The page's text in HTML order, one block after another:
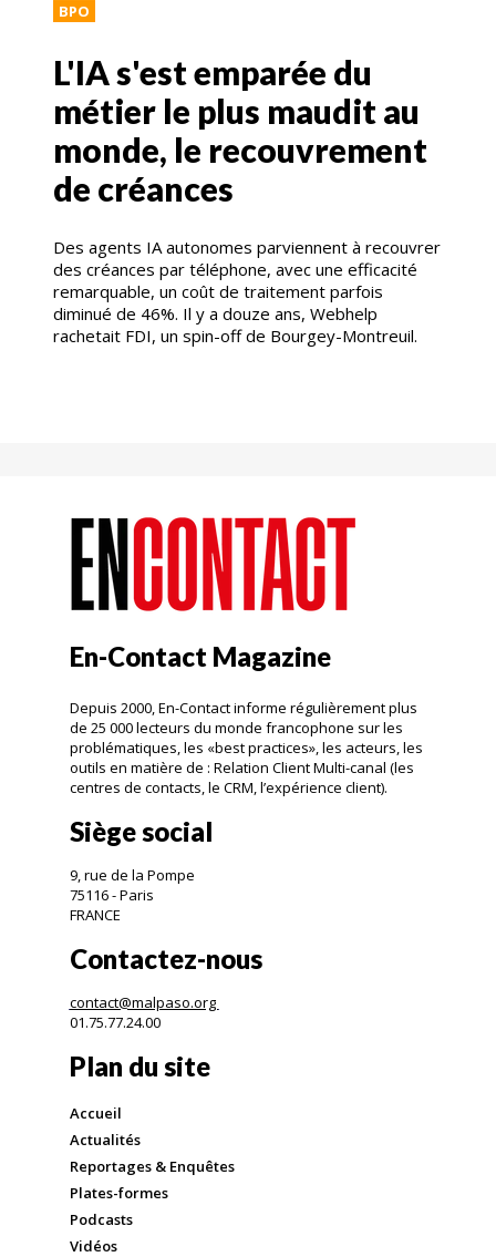
BPO
L'IA s'est emparée du
métier le plus maudit au
monde, le recouvrement
de créances
Des agents IA autonomes parviennent à recouvrer
des créances par téléphone, avec une efficacité
remarquable, un coût de traitement parfois
diminué de 46%. Il y a douze ans, Webhelp
rachetait FDI, un spin-off de Bourgey-Montreuil.
En-Contact Magazine
Depuis 2000, En-Contact informe régulièrement plus
de 25 000 lecteurs du monde francophone sur les
problématiques, les «best practices», les acteurs, les
outils en matière de : Relation Client Multi-canal (les
centres de contacts, le CRM, l’expérience client).
Siège social
9, rue de la Pompe
75116 - Paris
FRANCE
Contactez-nous
contact@malpaso.org
01.75.77.24.00
Plan du site
Accueil
Actualités
Reportages & Enquêtes
Plates-formes
Podcasts
Vidéos